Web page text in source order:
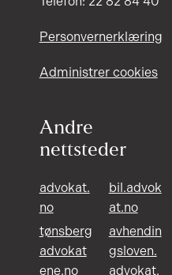
Personvernerklæring
Administrer cookies
Andre
nettsteder
advokat.
no
bil.advok
at.no
tønsberg
advokat
ene.no
avhendin
gsloven.
advokat.